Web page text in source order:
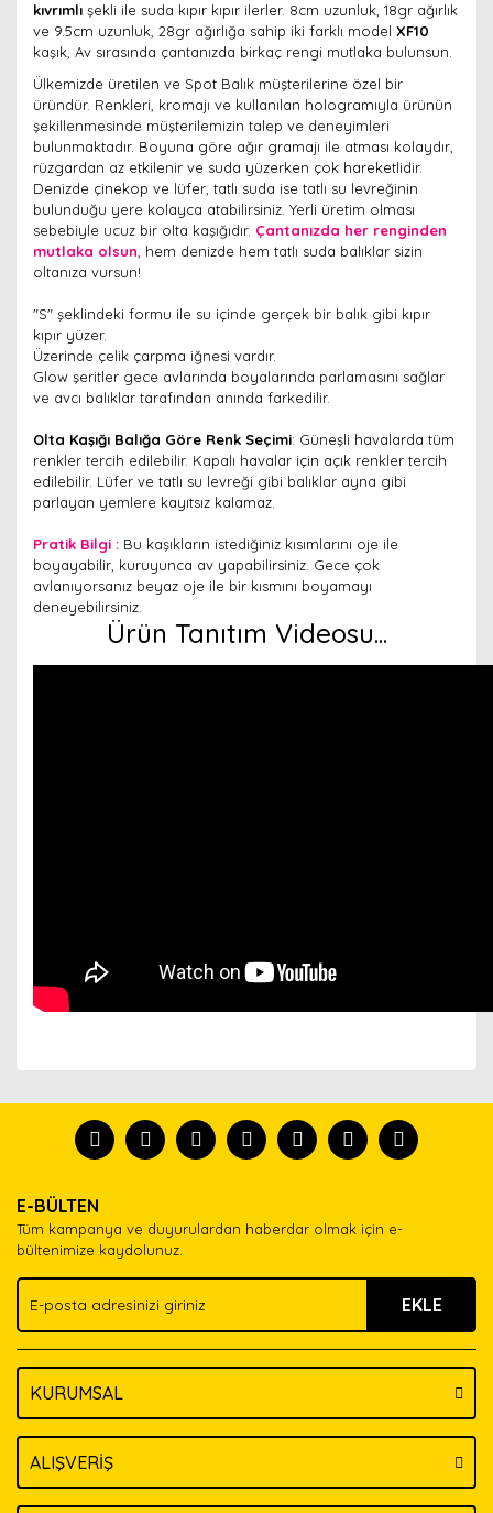
kıvrımlı şekli ile suda kıpır kıpır ilerler. 8cm uzunluk, 18gr ağırlık
ve 9.5cm uzunluk, 28gr ağırlığa sahip iki farklı model XF10
kaşık, Av sırasında çantanızda birkaç rengi mutlaka bulunsun.
Ülkemizde üretilen ve Spot Balık müşterilerine özel bir
üründür. Renkleri, kromajı ve kullanılan hologramıyla ürünün
şekillenmesinde müşterilemizin talep ve deneyimleri
bulunmaktadır. Boyuna göre ağır gramajı ile atması kolaydır,
rüzgardan az etkilenir ve suda yüzerken çok hareketlidir.
Denizde çinekop ve lüfer, tatlı suda ise tatlı su levreğinin
bulunduğu yere kolayca atabilirsiniz. Yerli üretim olması
sebebiyle ucuz bir olta kaşığıdır. Çantanızda her renginden
mutlaka olsun , hem denizde hem tatlı suda balıklar sizin
oltanıza vursun!
"S" şeklindeki formu ile su içinde gerçek bir balık gibi kıpır
kıpır yüzer.
Üzerinde çelik çarpma iğnesi vardır.
Glow şeritler gece avlarında boyalarında parlamasını sağlar
ve avcı balıklar tarafından anında farkedilir.
Olta Kaşığı Balığa Göre Renk Seçimi: Güneşli havalarda tüm
renkler tercih edilebilir. Kapalı havalar için açık renkler tercih
edilebilir. Lüfer ve tatlı su levreği gibi balıklar ayna gibi
parlayan yemlere kayıtsız kalamaz.
Pratik Bilgi : Bu kaşıkların istediğiniz kısımlarını oje ile
boyayabilir, kuruyunca av yapabilirsiniz. Gece çok
avlanıyorsanız beyaz oje ile bir kısmını boyamayı
deneyebilirsiniz.
Ürün Tanıtım Videosu...
tanısın.
formunu kullanarak tarafımıza iletebilirsiniz.
Görüş ve önerileriniz için teşekkür ederiz.
Ürün açıklamasında eksik bilgiler bulunuyor.
Ürün bilgilerinde hatalar bulunuyor.
Ürün fiyatı diğer sitelerden daha pahalı.
Bu ürüne benzer farklı alternatifler olmalı.
E-BÜLTEN
Tüm kampanya ve duyurulardan haberdar olmak için e-
bültenimize kaydolunuz.
EKLE
KURUMSAL
ALIŞVERİŞ